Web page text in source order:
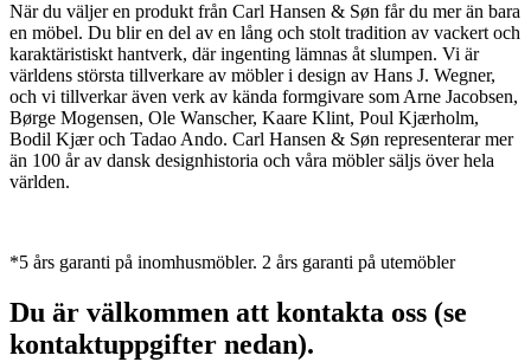
När du väljer en produkt från Carl Hansen & Søn får du mer än bara
en möbel. Du blir en del av en lång och stolt tradition av vackert och
karaktäristiskt hantverk, där ingenting lämnas åt slumpen. Vi är
världens största tillverkare av möbler i design av Hans J. Wegner,
och vi tillverkar även verk av kända formgivare som Arne Jacobsen,
Børge Mogensen, Ole Wanscher, Kaare Klint, Poul Kjærholm,
Bodil Kjær och Tadao Ando. Carl Hansen & Søn representerar mer
än 100 år av dansk designhistoria och våra möbler säljs över hela
världen.
*5 års garanti på inomhusmöbler. 2 års garanti på utemöbler
Du är välkommen att kontakta oss (se
kontaktuppgifter nedan).